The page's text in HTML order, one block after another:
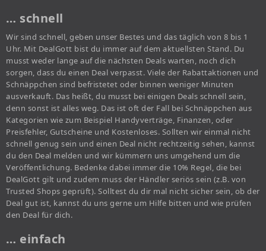
… schnell
Wir sind schnell, geben unser Bestes und das täglich von 8 bis 1
Uhr. Mit DealGott bist du immer auf dem aktuellsten Stand. Du
musst weder lange auf die nächsten Deals warten, noch dich
sorgen, dass du einen Deal verpasst. Viele der Rabattaktionen und
Schnäppchen sind befristetet oder binnen weniger Minuten
ausverkauft. Das heißt, du musst bei einigen Deals schnell sein,
denn sonst ist alles weg. Das ist oft der Fall bei Schnäppchen aus
Kategorien wie zum Beispiel Handyverträge, Finanzen, oder
Preisfehler, Gutscheine und Kostenloses. Sollten wir einmal nicht
schnell genug sein und einen Deal nicht rechtzeitig sehen, kannst
du den Deal melden und wir kümmern uns umgehend um die
Veröffentlichung. Bedenke dabei immer die 10% Regel, die bei
DealGott gilt und zudem muss der Händler seriös sein (z.B. von
Trusted Shops geprüft). Solltest du dir mal nicht sicher sein, ob der
Deal gut ist, kannst du uns gerne um Hilfe bitten und wie prüfen
den Deal für dich.
… einfach